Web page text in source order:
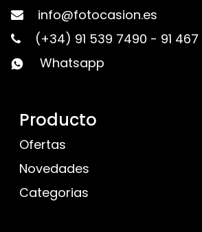
info@fotocasion.es
(+34) 91 539 7490 - 91 467
Whatsapp
Producto
Ofertas
Novedades
Categorias